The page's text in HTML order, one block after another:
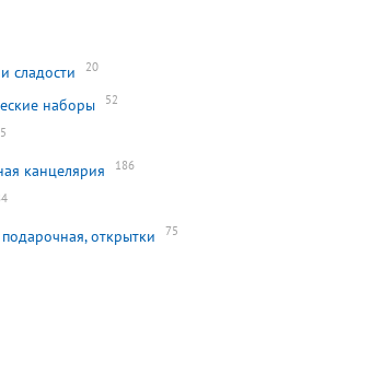
сладости 20
наборы 52
канцелярия 186
открытки 75